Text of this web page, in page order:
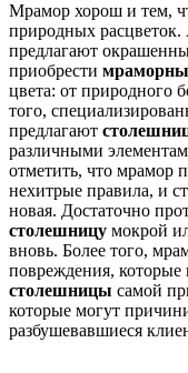
Мрамор хорош и тем,
природных
предлагают
приобрести
цвета: от природного
того,
предлагают
различными
отметить, что мрамор
нехитрые правила, и
новая. Достаточно
столешницу мокрой
вновь. Более того,
повреждения,
столешницы самой
которые могут
разбушевавшиеся